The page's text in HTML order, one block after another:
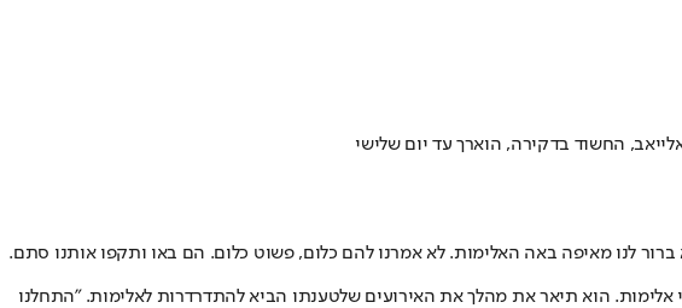
החשוד בדקירה, הוארך עד יום שלישי
לנו מאיפה באה האלימות. לא אמרנו להם כלום, פשוט כלום. הם באו ותקפו אותנו סתם.
אלימות. הוא תיאר את מהלך את האירועים שלטענתו הביא להתדרדרות לאלימות. "התחלנו